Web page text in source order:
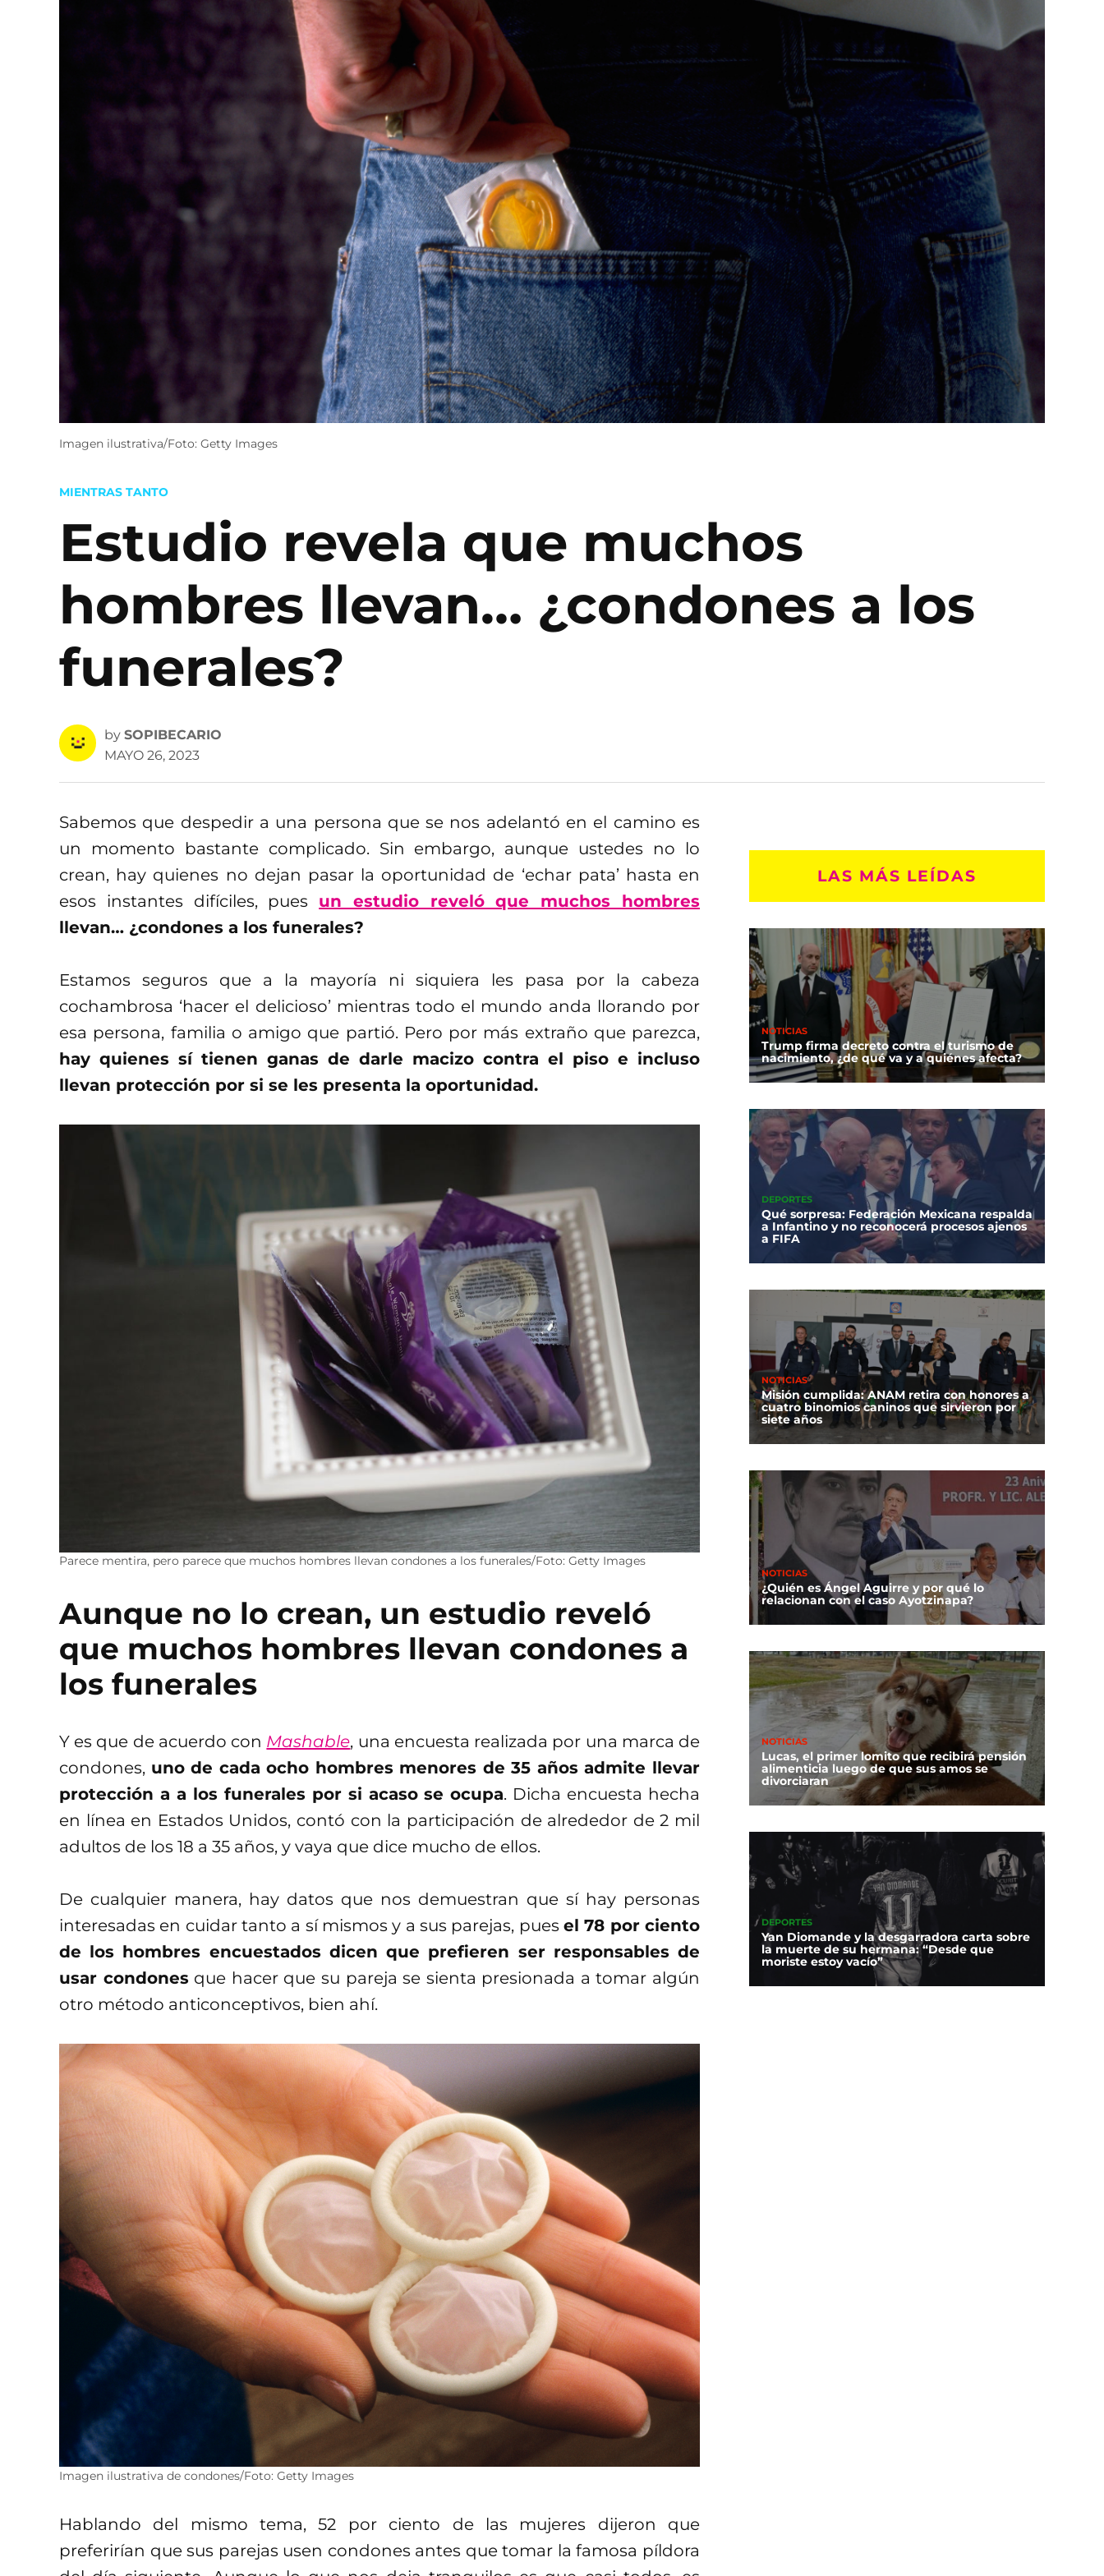
Imagen ilustrativa/Foto: Getty Images
POSTED
MIENTRAS TANTO
Estudio revela que muchos
hombres llevan… ¿condones a los
funerales?
by SOPIBECARIO
MAYO 26, 2023
Sabemos que despedir a una persona que se nos adelantó en el camino es
un momento bastante complicado. Sin embargo, aunque ustedes no lo
crean, hay quienes no dejan pasar la oportunidad de ‘echar pata’ hasta en
esos instantes difíciles, pues un estudio reveló que muchos hombres
llevan… ¿condones a los funerales?
Estamos seguros que a la mayoría ni siquiera les pasa por la cabeza
cochambrosa ‘hacer el delicioso’ mientras todo el mundo anda llorando por
esa persona, familia o amigo que partió. Pero por más extraño que parezca,
hay quienes sí tienen ganas de darle macizo contra el piso e incluso
llevan protección por si se les presenta la oportunidad.
Parece mentira, pero parece que muchos hombres llevan condones a los funerales/Foto: Getty Images
Aunque no lo crean, un estudio reveló
que muchos hombres llevan condones a
los funerales
Y es que de acuerdo con Mashable, una encuesta realizada por una marca de
condones, uno de cada ocho hombres menores de 35 años admite llevar
protección a a los funerales por si acaso se ocupa. Dicha encuesta hecha
en línea en Estados Unidos, contó con la participación de alrededor de 2 mil
adultos de los 18 a 35 años, y vaya que dice mucho de ellos.
De cualquier manera, hay datos que nos demuestran que sí hay personas
interesadas en cuidar tanto a sí mismos y a sus parejas, pues el 78 por ciento
de los hombres encuestados dicen que prefieren ser responsables de
usar condonesque hacer que su pareja se sienta presionada a tomar algún
otro método anticonceptivos, bien ahí.
Imagen ilustrativa de condones/Foto: Getty Images
Hablando del mismo tema, 52 por ciento de las mujeres dijeron que
preferirían que sus parejas usen condones antes que tomar la famosa píldora
LAS MÁS LEÍDAS
NOTICIAS
Trump firma decreto contra el turismo de
nacimiento, ¿de qué va y a quiénes afecta?
DEPORTES
Qué sorpresa: Federación Mexicana respalda
a Infantino y no reconocerá procesos ajenos
a FIFA
NOTICIAS
Misión cumplida: ANAM retira con honores a
cuatro binomios caninos que sirvieron por
siete años
NOTICIAS
¿Quién es Ángel Aguirre y por qué lo
relacionan con el caso Ayotzinapa?
NOTICIAS
Lucas, el primer lomito que recibirá pensión
alimenticia luego de que sus amos se
divorciaran
DEPORTES
Yan Diomande y la desgarradora carta sobre
la muerte de su hermana: “Desde que
moriste estoy vacío”